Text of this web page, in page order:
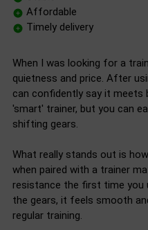
Affordable
Timely delivery
When I was looking for a
quietness and price. After
can confidently say it meets
'smart' trainer, but you can
shifting gears.
What really stands out is
when paired with a trainer
resistance the first time you
the gears, it feels smooth
regular training.